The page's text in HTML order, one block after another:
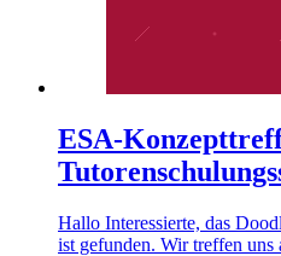
ESA-
Hallo Interessierte, das
ist gefunden. Wir treffen